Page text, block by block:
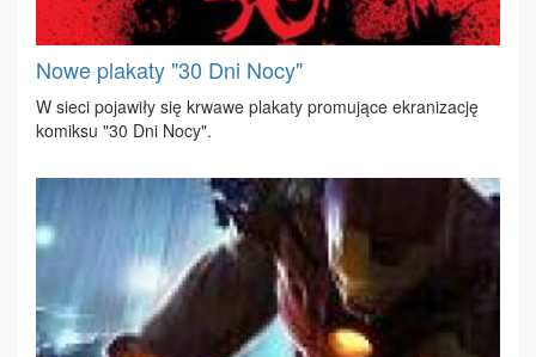
Nowe plakaty "30 Dni Nocy"
W sie­ci po­ja­wi­ły się krwa­we pla­ka­ty pro­mu­ją­ce ekra­ni­za­cję
ko­mik­su "30 Dni No­cy".